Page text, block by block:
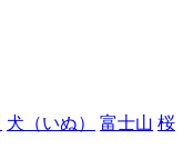
犬（いぬ） 富士山 桜